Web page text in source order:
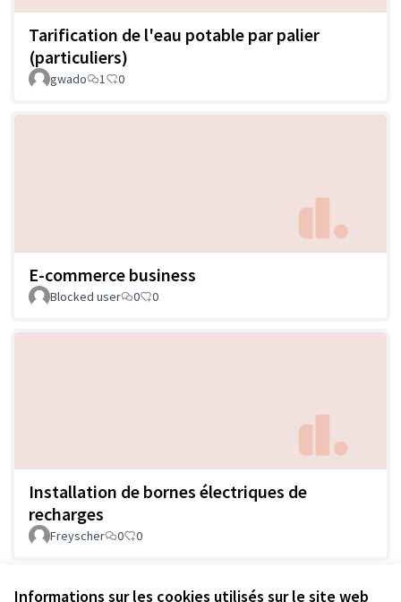
Informations sur les cookies utilisés sur le site web
Tarification de l'eau potable par palier
(particuliers)
gwado 1 0
E-commerce business
Blocked user 0 0
Installation de bornes électriques de
recharges
Freyscher 0 0
Voir toutes les propositions retirées